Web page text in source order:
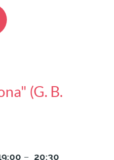
(G. B.
– 20:30